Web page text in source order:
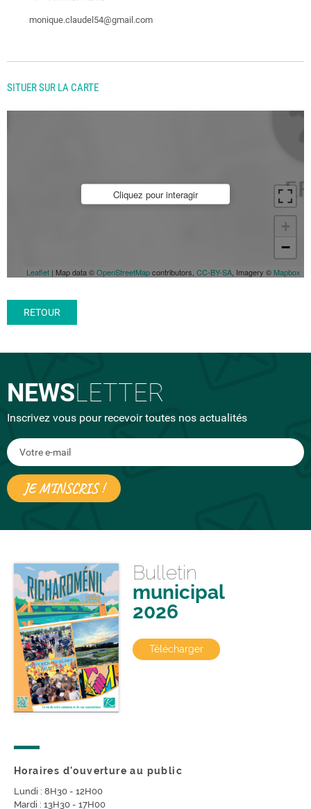
monique.claudel54@gmail.com
SITUER SUR LA CARTE
+
−
Leaflet | Map data ©OpenStreetMapcontributors, CC-BY-SA , Imagery © Mapbox
Cliquez pour interagir
RETOUR
NEWSLETTER
Inscrivez vous pour recevoir toutes nos actualités
Bulletin
municipal
2026
Télécharger
Horaires d'ouverture au public
Lundi : 8H30 - 12H00
Mardi : 13H30 - 17H00